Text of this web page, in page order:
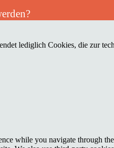
lediglich Cookies, die zur
while you navigate through